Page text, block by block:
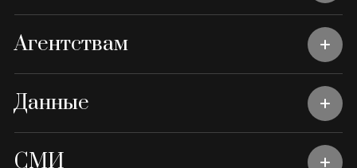
Агентствам
Данные
СМИ